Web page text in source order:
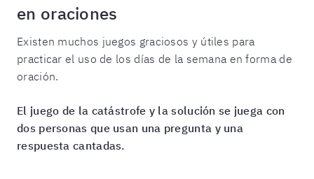
en oraciones
Existen muchos juegos graciosos y útiles para
practicar el uso de los días de la semana en forma de
oración.
El juego de la catástrofe y la solución se juega con
dos personas que usan una pregunta y una
respuesta cantadas.